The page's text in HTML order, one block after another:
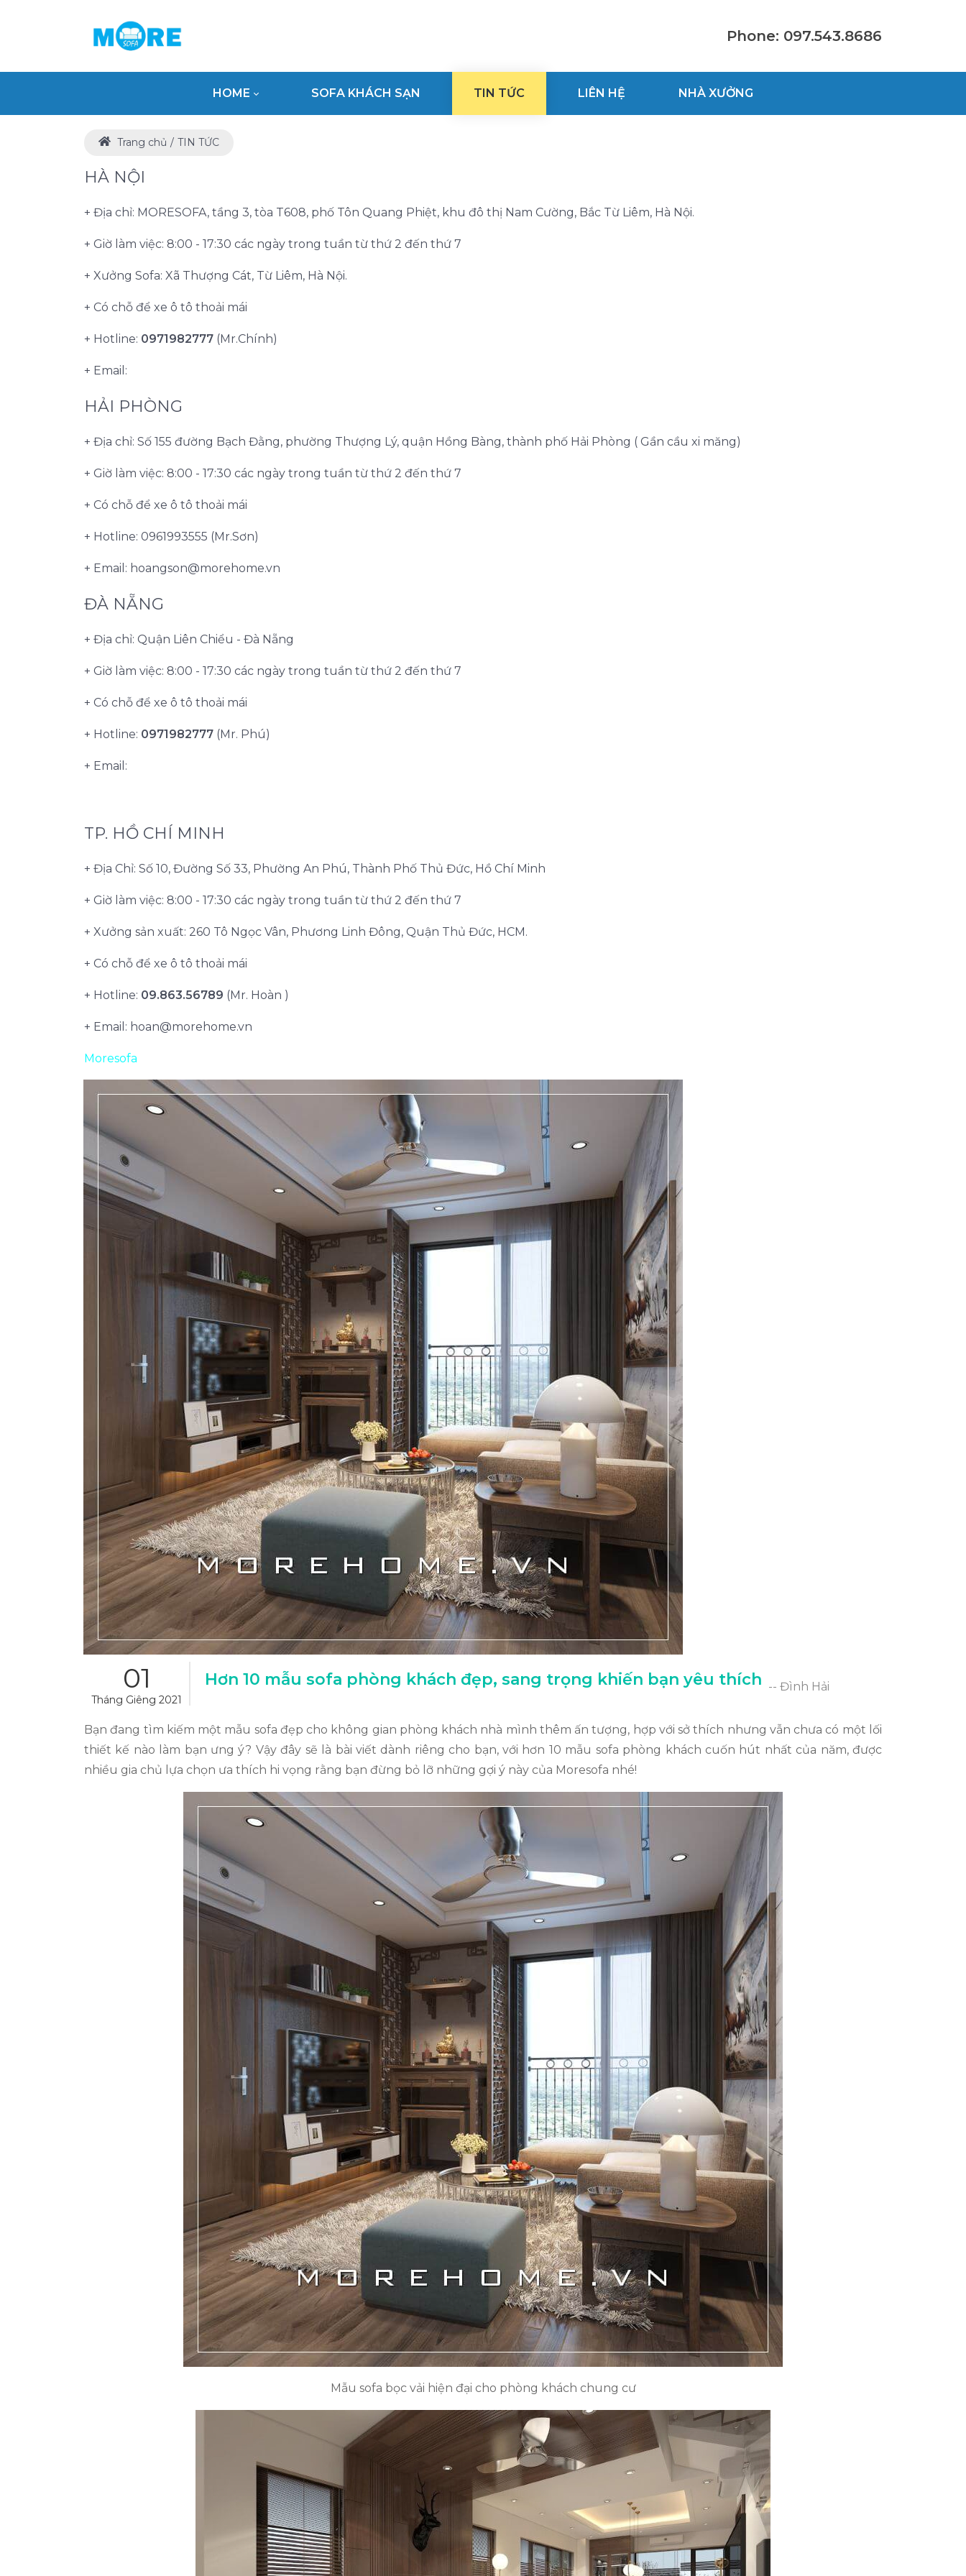
Phone: 097.543.8686
HOME SOFA KHÁCH SẠN TIN TỨC LIÊN HỆ NHÀ XƯỞNG
Trang chủ TIN TỨC
HÀ NỘI
+ Địa chỉ: MORESOFA, tầng 3, tòa T608, phố Tôn Quang Phiệt, khu đô thị Nam Cường, Bắc Từ Liêm, Hà Nội.
+ Giờ làm việc: 8:00 - 17:30 các ngày trong tuần từ thứ 2 đến thứ 7
+ Xưởng Sofa: Xã Thượng Cát, Từ Liêm, Hà Nội.
+ Có chỗ để xe ô tô thoải mái
+ Hotline: 0971982777 (Mr.Chính)
+ Email:
HẢI PHÒNG
+ Địa chỉ: Số 155 đường Bạch Đằng, phường Thượng Lý, quận Hồng Bàng, thành phố Hải Phòng ( Gần cầu xi măng)
+ Giờ làm việc: 8:00 - 17:30 các ngày trong tuần từ thứ 2 đến thứ 7
+ Có chỗ để xe ô tô thoải mái
+ Hotline: 0961993555 (Mr.Sơn)
+ Email: hoangson@morehome.vn
ĐÀ NẴNG
+ Địa chỉ: Quận Liên Chiểu - Đà Nẵng
+ Giờ làm việc: 8:00 - 17:30 các ngày trong tuần từ thứ 2 đến thứ 7
+ Có chỗ để xe ô tô thoải mái
+ Hotline: 0971982777 (Mr. Phú)
+ Email:
TP. HỒ CHÍ MINH
+ Địa Chỉ: Số 10, Đường Số 33, Phường An Phú, Thành Phố Thủ Đức, Hồ Chí Minh
+ Giờ làm việc: 8:00 - 17:30 các ngày trong tuần từ thứ 2 đến thứ 7
+ Xưởng sản xuất: 260 Tô Ngọc Vân, Phương Linh Đông, Quận Thủ Đức, HCM.
+ Có chỗ để xe ô tô thoải mái
+ Hotline: 09.863.56789 (Mr. Hoàn )
+ Email: hoan@morehome.vn
Moresofa
01
Tháng Giêng 2021
Hơn 10 mẫu sofa phòng khách đẹp, sang trọng khiến bạn yêu thích -- Đình Hải
Bạn đang tìm kiếm một mẫu sofa đẹp cho không gian phòng khách nhà mình thêm ấn tượng, hợp với sở thích nhưng vẫn chưa có một lối
thiết kế nào làm bạn ưng ý? Vậy đây sẽ là bài viết dành riêng cho bạn, với hơn 10 mẫu sofa phòng khách cuốn hút nhất của năm, được
nhiều gia chủ lựa chọn ưa thích hi vọng rằng bạn đừng bỏ lỡ những gợi ý này của Moresofa nhé!
Mẫu sofa bọc vải hiện đại cho phòng khách chung cư